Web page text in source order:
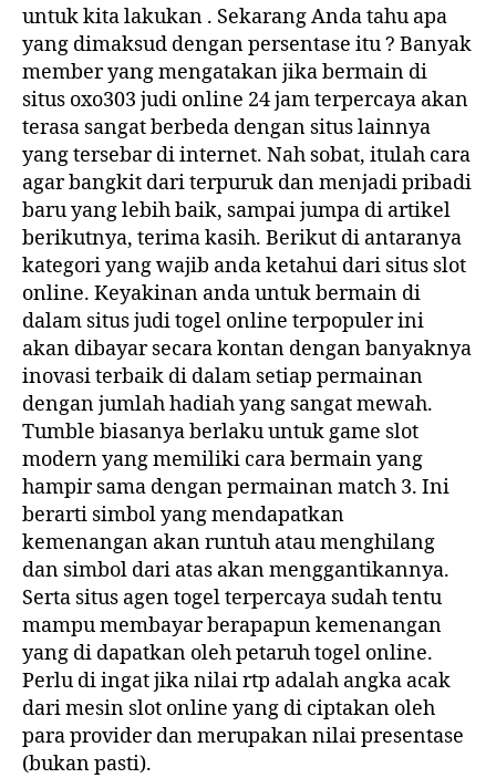
untuk kita lakukan . Sekarang Anda tahu apa
yang dimaksud dengan persentase itu ? Banyak
member yang mengatakan jika bermain di
situs oxo303 judi online 24 jam terpercaya akan
terasa sangat berbeda dengan situs lainnya
yang tersebar di internet. Nah sobat, itulah cara
agar bangkit dari terpuruk dan menjadi pribadi
baru yang lebih baik, sampai jumpa di artikel
berikutnya, terima kasih. Berikut di antaranya
kategori yang wajib anda ketahui dari situs slot
online. Keyakinan anda untuk bermain di
dalam situs judi togel online terpopuler ini
akan dibayar secara kontan dengan banyaknya
inovasi terbaik di dalam setiap permainan
dengan jumlah hadiah yang sangat mewah.
Tumble biasanya berlaku untuk game slot
modern yang memiliki cara bermain yang
hampir sama dengan permainan match 3. Ini
berarti simbol yang mendapatkan
kemenangan akan runtuh atau menghilang
dan simbol dari atas akan menggantikannya.
Serta situs agen togel terpercaya sudah tentu
mampu membayar berapapun kemenangan
yang di dapatkan oleh petaruh togel online.
Perlu di ingat jika nilai rtp adalah angka acak
dari mesin slot online yang di ciptakan oleh
para provider dan merupakan nilai presentase
(bukan pasti).